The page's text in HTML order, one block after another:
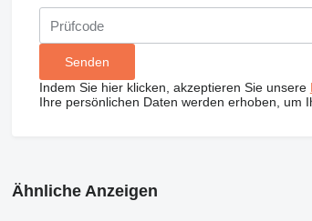
Indem Sie hier klicken, akzeptieren Sie unsere
Ihre persönlichen Daten werden erhoben, um
Ähnliche Anzeigen